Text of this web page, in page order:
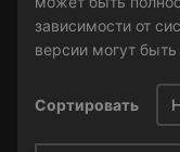
зависимости от
версии могут
Сортировать